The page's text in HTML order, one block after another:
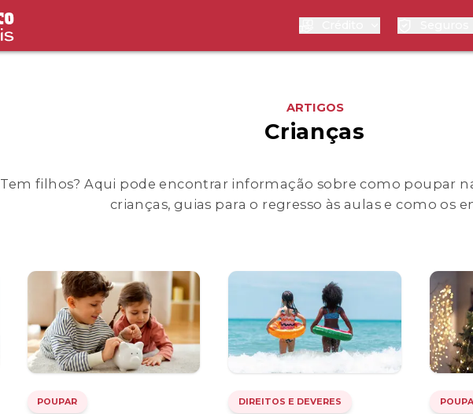
ARTIGOS
Crianças
Tem filhos? Aqui pode encontrar informação sobre como poupar
crianças, guias para o regresso às aulas e como os
POUPAR DIREITOS E DEVERES